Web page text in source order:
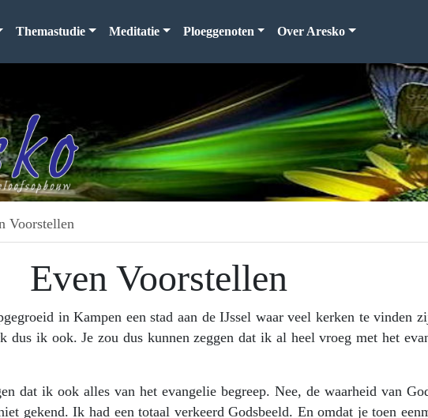
Themastudie Meditatie Ploeggenoten Over Aresko
Voorstellen
Even Voorstellen
in Kampen een stad aan de IJssel waar veel kerken te vinden
dus ik ook. Je zou dus kunnen zeggen dat ik al heel vroeg met het
dat ik ook alles van het evangelie begreep. Nee, de waarheid van
gekend. Ik had een totaal verkeerd Godsbeeld. En omdat je toen